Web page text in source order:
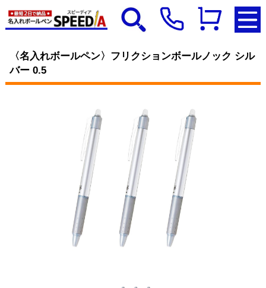
〈名入れボールペン〉フリクションボールノック シル
バー 0.5